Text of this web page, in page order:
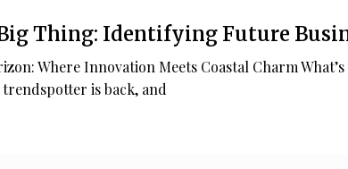
Thing: Identifying Future
Where Innovation Meets Coastal Charm
is back, and